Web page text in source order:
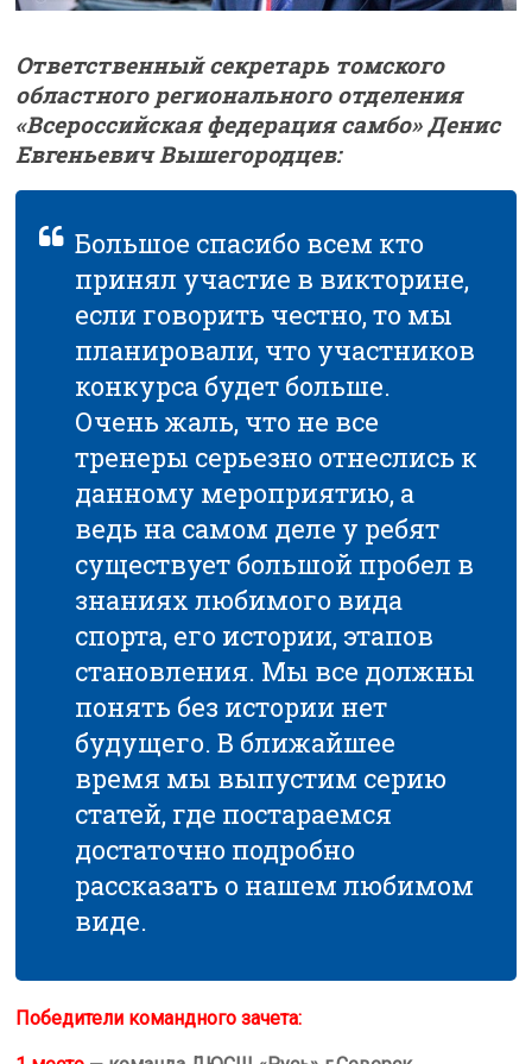
Ответственный секретарь томского
областного регионального отделения
«Всероссийская федерация самбо» Денис
Евгеньевич Вышегородцев:
Большое спасибо всем кто
принял участие в викторине,
если говорить честно, то мы
планировали, что участников
конкурса будет больше.
Очень жаль, что не все
тренеры серьезно отнеслись к
данному мероприятию, а
ведь на самом деле у ребят
существует большой пробел в
знаниях любимого вида
спорта, его истории, этапов
становления. Мы все должны
понять без истории нет
будущего. В ближайшее
время мы выпустим серию
статей, где постараемся
достаточно подробно
рассказать о нашем любимом
виде.
Победители командного зачета: